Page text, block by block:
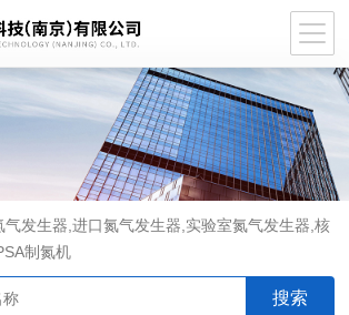
气发生器,进口氮气发生器,实验室氮气发生器,核
制氮机